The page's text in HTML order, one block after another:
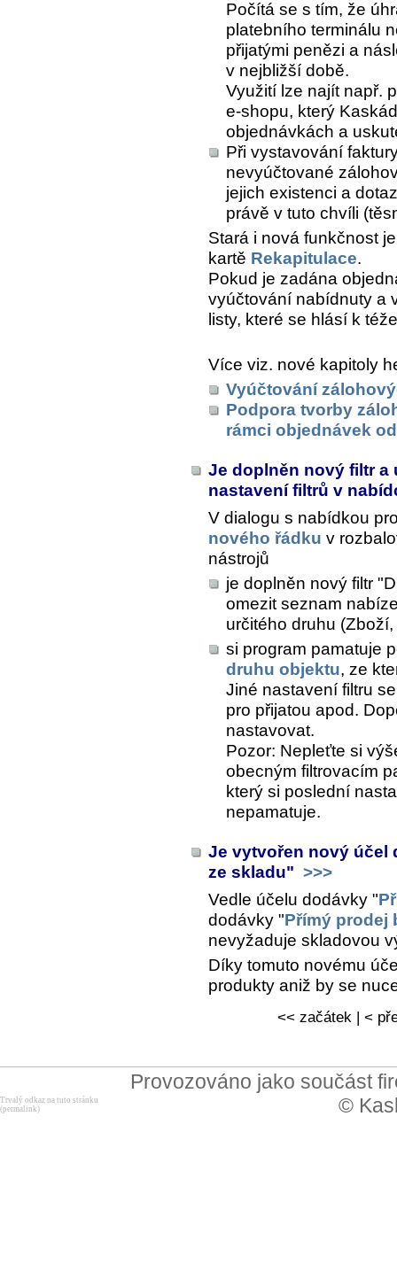
Počítá se s tím, že
platebního terminálu
přijatými penězi a
v nejbližší době.
Využití lze najít např.
e-shopu, který
objednávkách a
Při vystavování
nevyúčtované
jejich existenci a
právě v tuto chvíli
Stará i nová funkčnost
kartě Rekapitulace.
Pokud je zadána
vyúčtování nabídnuty a
listy, které se hlásí k
Více viz. nové kapitoly
Vyúčtování
Podpora tvorby
rámci objednávek
Je doplněn nový filtr a
nastavení filtrů v
V dialogu s nabídkou
nového řádku v
nástrojů
je doplněn nový filtr
omezit seznam
určitého druhu
si program pamatuje
druhu objektu, ze
Jiné nastavení filtru
pro přijatou apod.
nastavovat.
Pozor: Nepleťte si
obecným filtrovacím
který si poslední
nepamatuje.
Je vytvořen nový účel
ze skladu" >>>
Vedle účelu dodávky "
dodávky "Přímý prodej
nevyžaduje skladovou
Díky tomuto novému
produkty aniž by se
<< začátek | <
Provozováno jako součást
©
Trvalý odkaz na tuto stránku
(permalink)